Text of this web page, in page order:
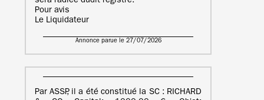
Pour avis
Le Liquidateur
Annonce parue le 27/07/2026
Par ASSP, il a été constitué la SC : RICHARD